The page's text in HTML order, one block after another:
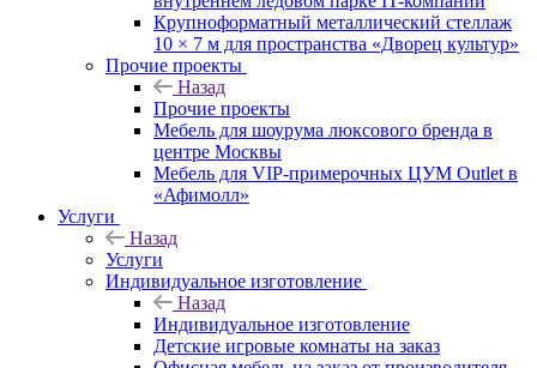
Крупноформатный металлический стеллаж
10 × 7 м для пространства «Дворец культур»
Прочие проекты
Назад
Прочие проекты
Мебель для шоурума люксового бренда в
центре Москвы
Мебель для VIP-примерочных ЦУМ Outlet в
«Афимолл»
Услуги
Назад
Услуги
Индивидуальное изготовление
Назад
Индивидуальное изготовление
Детские игровые комнаты на заказ